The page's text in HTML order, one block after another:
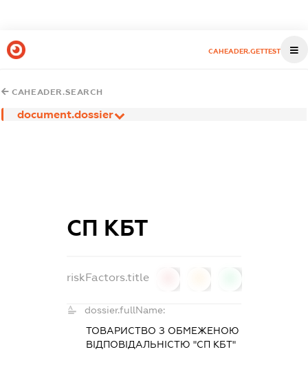
CAHEADER.GETTEST
CAHEADER.SEARCH
document.dossier
СП КБТ
riskFactors.title
dossier.fullName:
ТОВАРИСТВО З ОБМЕЖЕНОЮ
ВІДПОВІДАЛЬНІСТЮ "СП КБТ"